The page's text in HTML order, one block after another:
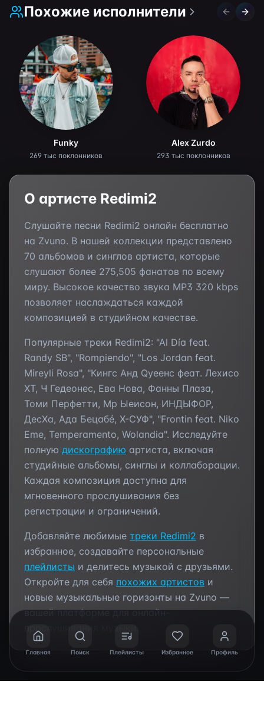
Похожие исполнители Previous
Funky
269 тыс поклонников
Alex Zurdo
293 тыс поклонников
О артисте Redimi2
Слушайте песни Redimi2 онлайн бесплатно
на Zvuno. В нашей коллекции представлено
70 альбомов и синглов артиста, которые
слушают более 275,505 фанатов по всему
миру. Высокое качество звука MP3 320 kbps
позволяет наслаждаться каждой
композицией в студийном качестве.
Популярные треки Redimi2: "Al Día feat.
Randy SB", "Rompiendo", "Los Jordan feat.
Mireyli Rosa", "Кингс Анд Qуеенс феат. Леxиcо
ХТ, Ч Гедеонес, Ева Нова, Фанны Плаза,
Томи Перфетти, Мр Ыеисон, ИНДЫФОР,
ДесXа, Ада Бецабé, Х-СУФ", "Frontin feat. Niko
Eme, Temperamento, Wolandia". Исследуйте
полную дискографию артиста, включая
студийные альбомы, синглы и коллаборации.
Каждая композиция доступна для
мгновенного прослушивания без
регистрации и ограничений.
Добавляйте любимые треки Redimi2 в
избранное, создавайте персональные
плейлисты и делитесь музыкой с друзьями.
Откройте для себя похожих артистов и
новые музыкальные горизонты на Zvuno —
вашей платформе для онлайн-
прослушивания музыки.
Главная Поиск Плейлисты Избранное Профиль